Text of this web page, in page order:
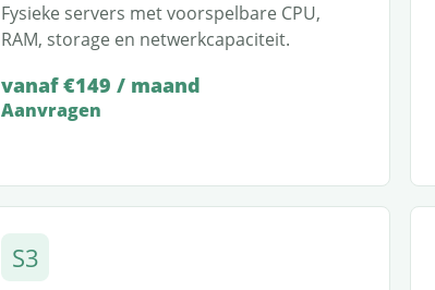
Fysieke servers met voorspelbare CPU,
RAM, storage en netwerkcapaciteit.
vanaf €149 / maand
Aanvragen
S3